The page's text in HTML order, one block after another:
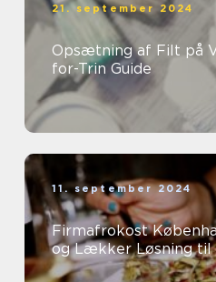
21. september 2024
Opsætning af Filt på
for-Trin Guide
11. september 2024
Firmafrokost
og Lækker Løsning til